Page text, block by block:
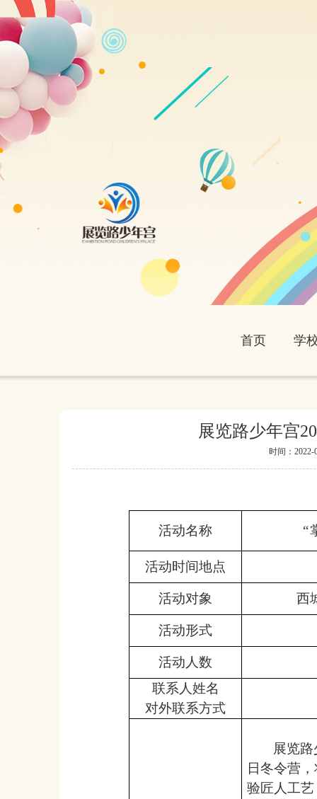
首页 学
展览路少年宫
时间：2022-
活动名称 “
活动时间地点
活动对象 西
活动形式
活动人数
联系人姓名
对外联系方式
展览
日冬令营
验匠人工